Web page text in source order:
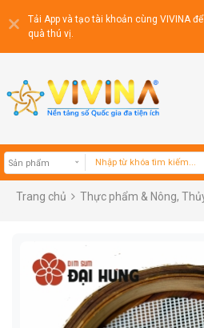
Tải App và tạo tài khoản cùng VIVINA
quà thú vị.
Trang chủ Thực phẩm & Nông,